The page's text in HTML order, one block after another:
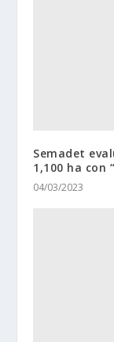
Semadet
1,100 ha con
04/03/2023